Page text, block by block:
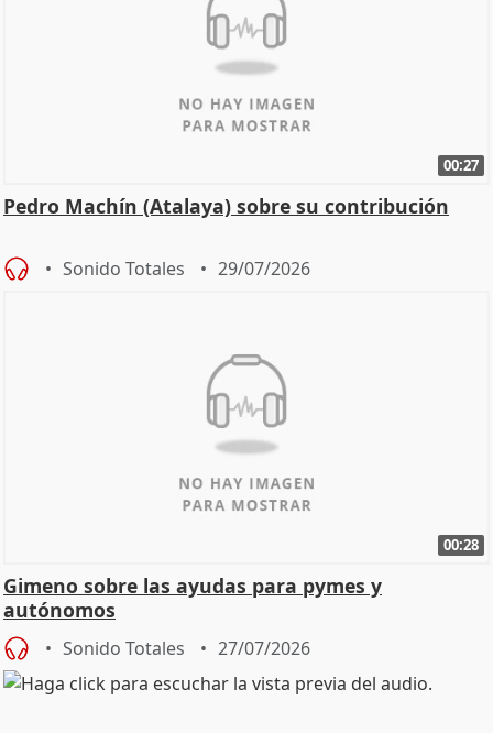
00:27
Pedro Machín (Atalaya) sobre su contribución
Sonido Totales 29/07/2026
00:28
Gimeno sobre las ayudas para pymes y
autónomos
Sonido Totales 27/07/2026